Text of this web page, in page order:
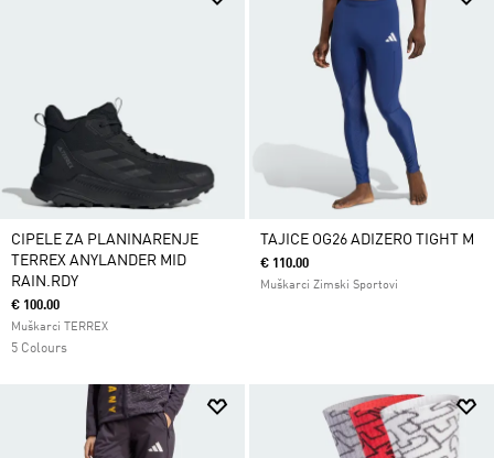
CIPELE ZA PLANINARENJE
TERREX ANYLANDER MID
RAIN.RDY
€ 100.00
Muškarci TERREX
5 Colours
TAJICE OG26 ADIZERO TIGHT M
€ 110.00
Muškarci Zimski Sportovi